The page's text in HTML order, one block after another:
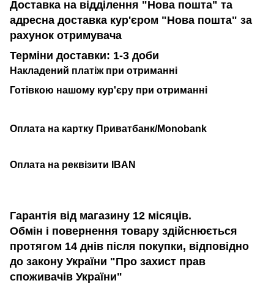
Доставка на відділення "Нова пошта" та
адресна доставка кур'єром "Нова пошта" за
рахунок отримувача
Терміни доставки: 1-3 доби
Накладений платіж при отриманні
Готівкою нашому кур'єру при отриманні
Оплата на картку Приватбанк/Monobank
Оплата на реквізити IBAN
Гарантія від магазину 12 місяців.
Обмін і повернення товару здійснюється
протягом 14 днів після покупки, відповідно
до закону України "Про захист прав
споживачів України"